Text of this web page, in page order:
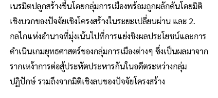
เนรมิตปลูกสร้างขึ้นโดยกลุ่มการเมืองพร้อมถูกผลักดันโดยมิติ
เชิงบวกของปัจจัยเชิงโครงสร้างในระยะเปลี่ยนผ่าน และ 2.
กลไกแห่งอำนาจที่มุ่งเน้นไปที่การแย่งชิงผลประโยชน์และการ
ดำเนินเกมยุทธศาสตร์ของกลุ่มการเมืองต่างๆ ซึ่งเป็นผลมาจาก
รากเหง้าการต่อสู้ประหัตประหารกันในอดีตระหว่างกลุ่ม
ปฏิปักษ์ รวมถึงจากมิติเชิงลบของปัจจัยโครงสร้าง